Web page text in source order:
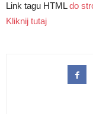
Link tagu HTMLdo
Kliknij tutaj